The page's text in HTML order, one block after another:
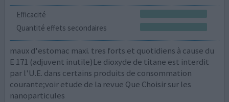
Efficacité
Quantité effets secondaires
maux d'estomac maxi. tres forts et quotidiens à cause du
E 171 (adjuvent inutile)Le dioxyde de titane est interdit
par l'U.E. dans certains produits de consommation
courante;voir etude de la revue Que Choisir sur les
nanoparticules